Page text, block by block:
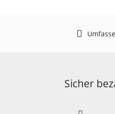
Sicher